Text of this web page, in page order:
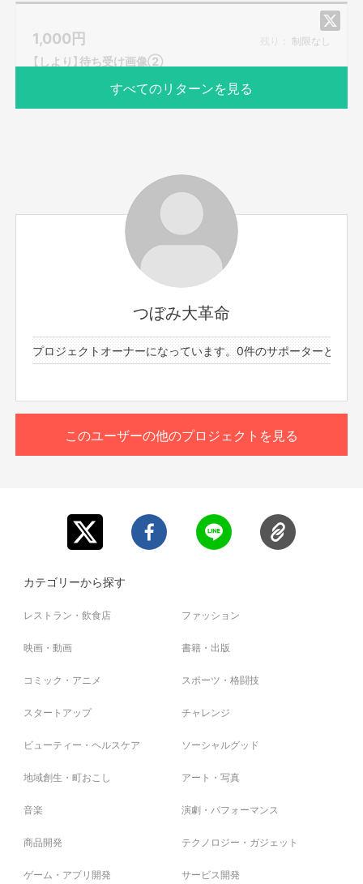
つぼみ大革命
プロジェクトオーナーになっています。0件のサポーターと61件の
1,000円 残り： 制限なし
【しより】待ち受け画像②
サポーター数 お届け予定日
2025年7月
待ち受けサイズのライブフォト画像にサイン、メッセージ
を入れてデータをメールで送らせていただきます。
絵柄は届いてからのお楽しみとなります。
支援者全員統一の画像になりますので予めご了承くださ
い。
※7/10(木)23:59締切
もっと見る
このリターンを購入する
すべてのリターンを見る
このユーザーの他のプロジェクトを見る
カテゴリーから探す
レストラン・飲食店 ファッション
映画・動画 書籍・出版
コミック・アニメ スポーツ・格闘技
スタートアップ チャレンジ
ビューティー・ヘルスケア ソーシャルグッド
地域創生・町おこし アート・写真
音楽 演劇・パフォーマンス
商品開発 テクノロジー・ガジェット
ゲーム・アプリ開発 サービス開発